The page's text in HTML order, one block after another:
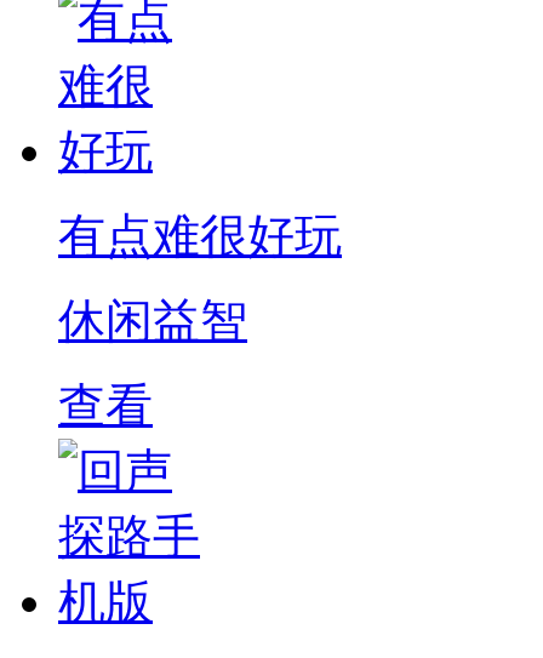
有点难很好玩
休闲益智
查看